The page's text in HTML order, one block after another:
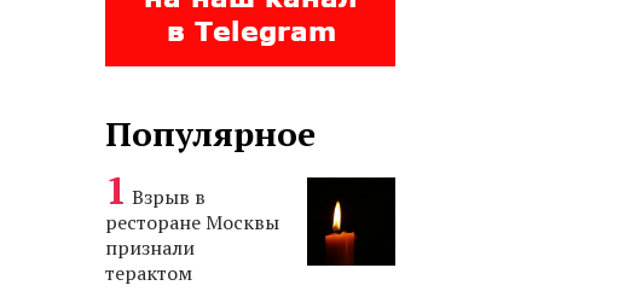
Популярное
Взрыв в
ресторане Москвы
признали
терактом